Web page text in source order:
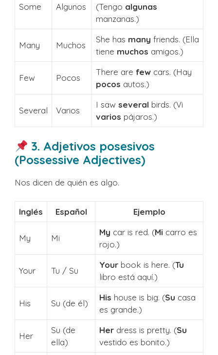
Some Algunos
(Tengo algunas
manzanas.)
Many Muchos
She has many friends. (Ella
tiene muchos amigos.)
Few Pocos
There are few cars. (Hay
pocos autos.)
Several Varios
I saw several birds. (Vi
varios pájaros.)
3. Adjetivos posesivos
(Possessive Adjectives)
Nos dicen de quién es algo.
Inglés Español Ejemplo
My Mi
My car is red. (Mi carro es
rojo.)
Your Tu / Su
Your book is here. (Tu
libro está aquí.)
His Su (de él)
His house is big. (Su casa
es grande.)
Her
Su (de
ella)
Her dress is pretty. (Su
vestido es bonito.)